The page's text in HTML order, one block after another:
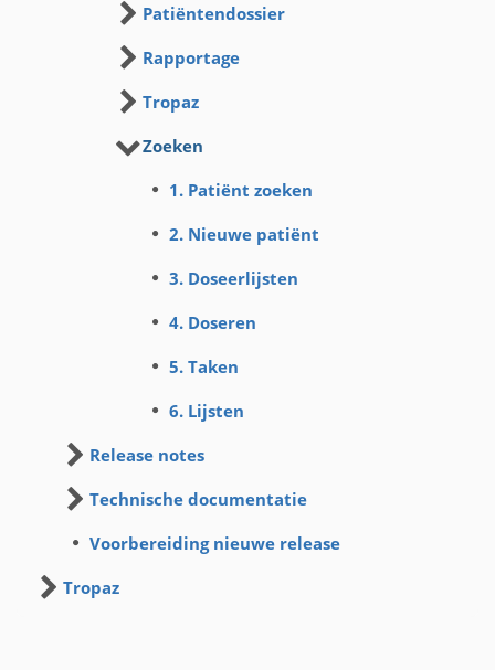
Patiëntendossier
Rapportage
Tropaz
Zoeken
1. Patiënt zoeken
2. Nieuwe patiënt
3. Doseerlijsten
4. Doseren
5. Taken
6. Lijsten
Release notes
Technische documentatie
Voorbereiding nieuwe release
Tropaz